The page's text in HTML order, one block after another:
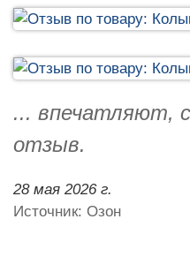
... впечатляют,
отзыв.
28 мая 2026 г.
Источник: Озон